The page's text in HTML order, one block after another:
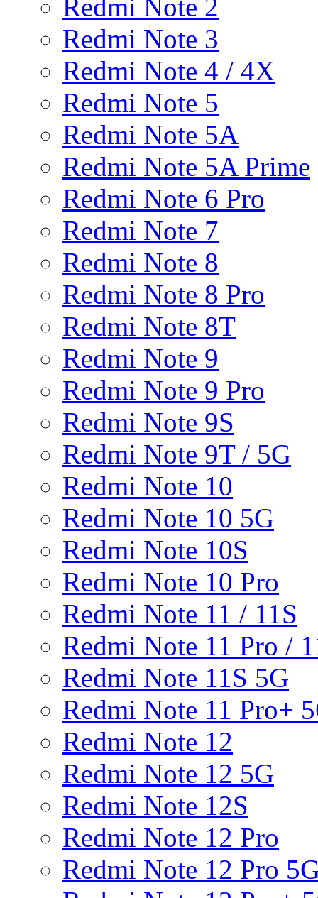
Redmi Note 2
Redmi Note 3
Redmi Note 4 / 4X
Redmi Note 5
Redmi Note 5A
Redmi Note 5A Prime
Redmi Note 6 Pro
Redmi Note 7
Redmi Note 8
Redmi Note 8 Pro
Redmi Note 8T
Redmi Note 9
Redmi Note 9 Pro
Redmi Note 9S
Redmi Note 9T / 5G
Redmi Note 10
Redmi Note 10 5G
Redmi Note 10S
Redmi Note 10 Pro
Redmi Note 11 / 11S
Redmi Note 11 Pro /
Redmi Note 11S 5G
Redmi Note 11 Pro+
Redmi Note 12
Redmi Note 12 5G
Redmi Note 12S
Redmi Note 12 Pro
Redmi Note 12 Pro